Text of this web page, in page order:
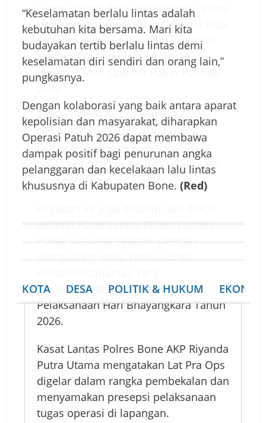
“Keselamatan berlalu lintas adalah
kebutuhan kita bersama. Mari kita
budayakan tertib berlalu lintas demi
keselamatan diri sendiri dan orang lain,”
pungkasnya.
Dengan kolaborasi yang baik antara aparat
kepolisian dan masyarakat, diharapkan
Operasi Patuh 2026 dapat membawa
dampak positif bagi penurunan angka
pelanggaran dan kecelakaan lalu lintas
khususnya di Kabupaten Bone.(Red)
KOTA DESA POLITIK & HUKUM
e
I
k
u
L
a
t
p
r
a
t
u
a
l
l
a
w
Lantas Polres Bone AKP Riyanda Putra
Utama didampingi Kanit Gakkum Ipda
Chandra Wijaya mengikuti kegiatan
Latihan Pra Operasi Kepolisian
dengan sandi Operasi Patuh Pallawa
2026.
Kegiatan berlangsung di Aula Biru
Ditlantas Polda Sulsel, Rabu (3/6).
Latpra Ops dibuka oleh Kasubdit
Gakkum Ditlantas Polda Sulsel AKBP
Dr. Amin Toha.
Berkeselamatan menjelang
Pelaksanaan Hari Bhayangkara Tahun
2026.
Kasat Lantas Polres Bone AKP Riyanda
Putra Utama mengatakan Lat Pra Ops
digelar dalam rangka pembekalan dan
menyamakan presepsi pelaksanaan
tugas operasi di lapangan.